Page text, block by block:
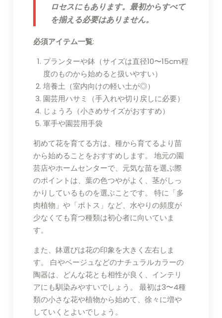
ロセスにもあります。最初からすべて
を揃える必要はありません。
必須アイテム一覧:
プランターや鉢（サイズは直径10〜15cm程
度のものから始めると扱いやすい）
培養土（室内向けの軽い土が◎）
園芸用ハサミ（手入れや切り戻しに必要）
じょうろ（小さめサイズがおすすめ）
軍手や園芸用手袋
初めて花を育てる方は、種から育てるより苗
から始めることをおすすめします。 地元の園
芸店やホームセンターで、元気な苗を選ぶ際
のポイントは、葉の色つやがよく、茎がしっ
かりしているものを選ぶことです。 特に「多
肉植物」や「ポトス」など、水やりの頻度が
少なくても育つ種類は初心者に向いていま
す。
また、鉢選びは花の印象を大きく左右しま
す。 白やベージュなどのナチュラルカラーの
陶器は、どんな花とも相性が良く、インテリ
アにも馴染みやすいでしょう。 最初は3〜4種
類の小さな花や植物から始めて、徐々に増や
していくとよいでしょう。